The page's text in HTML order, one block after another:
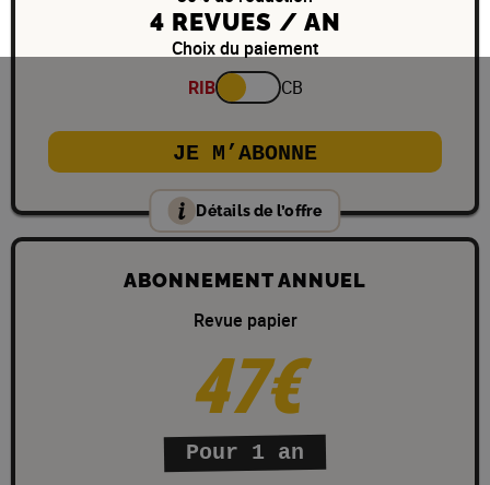
4 REVUES / AN
Choix du paiement
RIB
CB
JE M’ABONNE
Détails de l’offre
ABONNEMENT ANNUEL
Revue papier
47€
Pour 1 an